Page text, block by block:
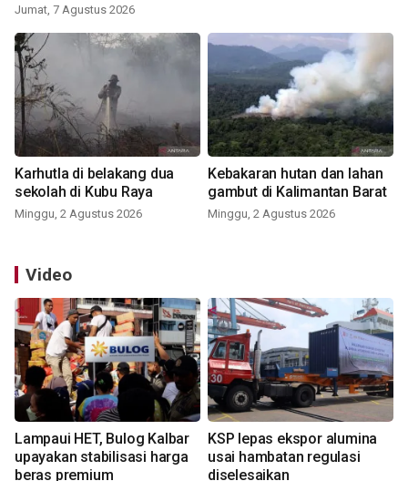
Jumat, 7 Agustus 2026
Karhutla di belakang dua
sekolah di Kubu Raya
Minggu, 2 Agustus 2026
Kebakaran hutan dan lahan
gambut di Kalimantan Barat
Minggu, 2 Agustus 2026
Video
Lampaui HET, Bulog Kalbar
upayakan stabilisasi harga
beras premium
KSP lepas ekspor alumina
usai hambatan regulasi
diselesaikan